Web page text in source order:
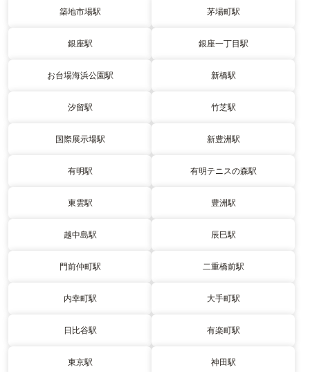
築地市場駅 茅場町駅
銀座駅 銀座一丁目駅
お台場海浜公園駅 新橋駅
汐留駅 竹芝駅
国際展示場駅 新豊洲駅
有明駅 有明テニスの森駅
東雲駅 豊洲駅
越中島駅 辰巳駅
門前仲町駅 二重橋前駅
内幸町駅 大手町駅
日比谷駅 有楽町駅
東京駅 神田駅